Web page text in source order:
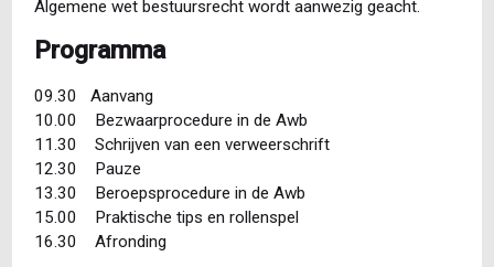
Algemene wet bestuursrecht wordt aanwezig geacht.
Programma
09.30 Aanvang
10.00 Bezwaarprocedure in de Awb
11.30 Schrijven van een verweerschrift
12.30 Pauze
13.30 Beroepsprocedure in de Awb
15.00 Praktische tips en rollenspel
16.30 Afronding